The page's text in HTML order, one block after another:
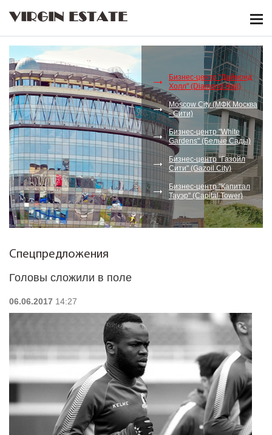
VIRGIN ESTATE
Бизнес-центр "Даймонд
Холл" (Diamond Hall)
Moscow City (МФК Москва
- Сити)
Бизнес-центр "White
Gardens" (Белые Сады)
Бизнес-центр "Газойл
Сити" (Gazoil City)
Бизнес-центр "Капитал
Тауэр" (Capital Tower)
Спецпредложения
Головы сложили в поле
06.06.2017 14:27